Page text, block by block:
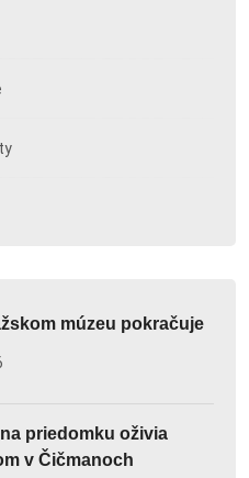
múzeu pokračuje
priedomku oživia
v Čičmanoch